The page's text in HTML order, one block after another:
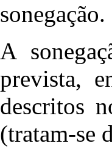
sonegação.
A
prevista,
descritos
(tratam-se